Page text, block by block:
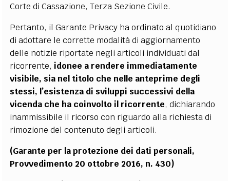
Corte di Cassazione, Terza Sezione Civile.
Pertanto, il Garante Privacy ha ordinato al quotidiano
di adottare le corrette modalità di aggiornamento
delle notizie riportate negli articoli individuati dal
ricorrente, idonee a rendere immediatamente
visibile, sia nel titolo che nelle anteprime degli
stessi, l’esistenza di sviluppi successivi della
vicenda che ha coinvolto il ricorrente, dichiarando
inammissibile il ricorso con riguardo alla richiesta di
rimozione del contenuto degli articoli.
(Garante per la protezione dei dati personali,
Provvedimento 20 ottobre 2016, n. 430)